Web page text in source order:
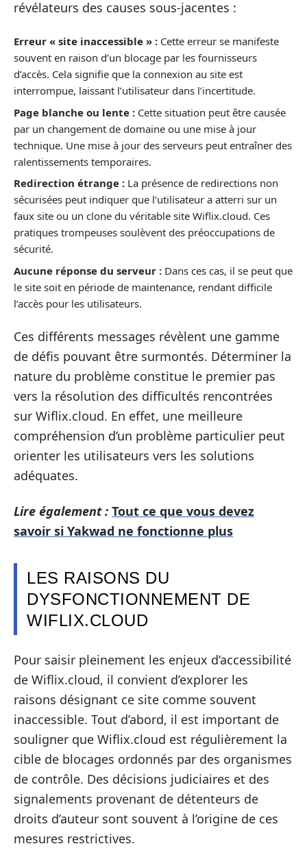
révélateurs des causes sous-jacentes :
Erreur « site inaccessible » : Cette erreur se manifeste
souvent en raison d’un blocage par les fournisseurs
d’accès. Cela signifie que la connexion au site est
interrompue, laissant l’utilisateur dans l’incertitude.
Page blanche ou lente : Cette situation peut être causée
par un changement de domaine ou une mise à jour
technique. Une mise à jour des serveurs peut entraîner des
ralentissements temporaires.
Redirection étrange : La présence de redirections non
sécurisées peut indiquer que l’utilisateur a atterri sur un
faux site ou un clone du véritable site Wiflix.cloud. Ces
pratiques trompeuses soulèvent des préoccupations de
sécurité.
Aucune réponse du serveur : Dans ces cas, il se peut que
le site soit en période de maintenance, rendant difficile
l’accès pour les utilisateurs.
Ces différents messages révèlent une gamme
de défis pouvant être surmontés. Déterminer la
nature du problème constitue le premier pas
vers la résolution des difficultés rencontrées
sur Wiflix.cloud. En effet, une meilleure
compréhension d’un problème particulier peut
orienter les utilisateurs vers les solutions
adéquates.
Lire également : Tout ce que vous devez
savoir si Yakwad ne fonctionne plus
LES RAISONS DU
DYSFONCTIONNEMENT DE
WIFLIX.CLOUD
Pour saisir pleinement les enjeux d’accessibilité
de Wiflix.cloud, il convient d’explorer les
raisons désignant ce site comme souvent
inaccessible. Tout d’abord, il est important de
souligner que Wiflix.cloud est régulièrement la
cible de blocages ordonnés par des organismes
de contrôle. Des décisions judiciaires et des
signalements provenant de détenteurs de
droits d’auteur sont souvent à l’origine de ces
mesures restrictives.